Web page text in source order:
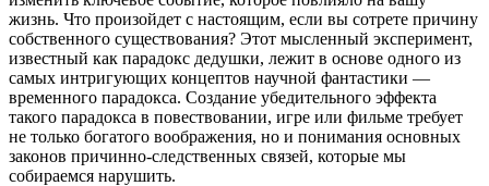
жизнь. Что произойдет с настоящим, если вы сотрете причину
собственного существования? Этот мысленный эксперимент,
известный как парадокс дедушки, лежит в основе одного из
самых интригующих концептов научной фантастики —
временного парадокса. Создание убедительного эффекта
такого парадокса в повествовании, игре или фильме требует
не только богатого воображения, но и понимания основных
законов причинно-следственных связей, которые мы
собираемся нарушить.